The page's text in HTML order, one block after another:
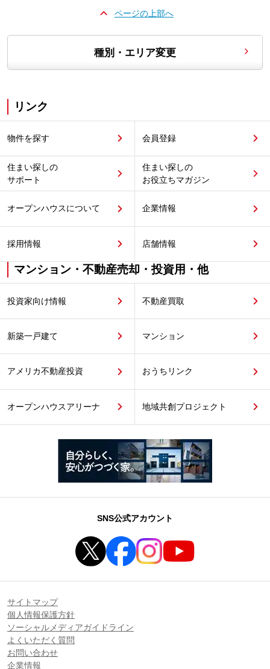
ページの上部へ
種別・エリア変更
リンク
物件を探す 会員登録
住まい探しの
サポート
住まい探しの
お役立ちマガジン
オープンハウスについて 企業情報
採用情報 店舗情報
マンション・不動産売却・投資用・他
投資家向け情報 不動産買取
新築一戸建て マンション
アメリカ不動産投資 おうちリンク
オープンハウスアリーナ 地域共創プロジェクト
SNS公式アカウント
サイトマップ
個人情報保護方針
ソーシャルメディアガイドライン
よくいただく質問
お問い合わせ
企業情報